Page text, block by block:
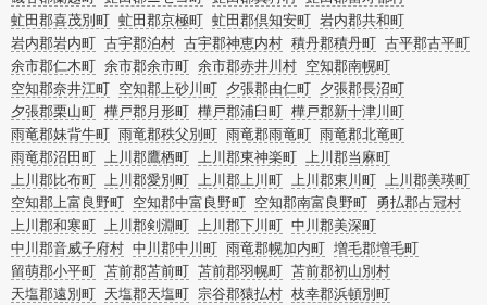
虻田郡喜茂別町 虻田郡京極町 虻田郡倶知安町 岩内郡共和町
岩内郡岩内町 古宇郡泊村 古宇郡神恵内村 積丹郡積丹町 古平郡古平町
余市郡仁木町 余市郡余市町 余市郡赤井川村 空知郡南幌町
空知郡奈井江町 空知郡上砂川町 夕張郡由仁町 夕張郡長沼町
夕張郡栗山町 樺戸郡月形町 樺戸郡浦臼町 樺戸郡新十津川町
雨竜郡妹背牛町 雨竜郡秩父別町 雨竜郡雨竜町 雨竜郡北竜町
雨竜郡沼田町 上川郡鷹栖町 上川郡東神楽町 上川郡当麻町
上川郡比布町 上川郡愛別町 上川郡上川町 上川郡東川町 上川郡美瑛町
空知郡上富良野町 空知郡中富良野町 空知郡南富良野町 勇払郡占冠村
上川郡和寒町 上川郡剣淵町 上川郡下川町 中川郡美深町
中川郡音威子府村 中川郡中川町 雨竜郡幌加内町 増毛郡増毛町
留萌郡小平町 苫前郡苫前町 苫前郡羽幌町 苫前郡初山別村
天塩郡遠別町 天塩郡天塩町 宗谷郡猿払村 枝幸郡浜頓別町